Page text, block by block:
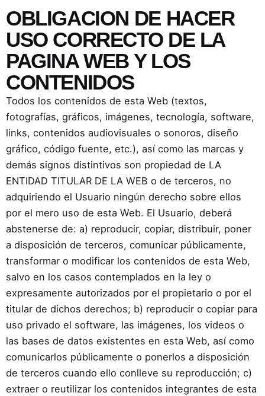
OBLIGACION DE HACER
USO CORRECTO DE LA
PAGINA WEB Y LOS
CONTENIDOS
Todos los contenidos de esta Web (textos,
fotografías, gráficos, imágenes, tecnología, software,
links, contenidos audiovisuales o sonoros, diseño
gráfico, código fuente, etc.), así como las marcas y
demás signos distintivos son propiedad de LA
ENTIDAD TITULAR DE LA WEB o de terceros, no
adquiriendo el Usuario ningún derecho sobre ellos
por el mero uso de esta Web. El Usuario, deberá
abstenerse de: a) reproducir, copiar, distribuir, poner
a disposición de terceros, comunicar públicamente,
transformar o modificar los contenidos de esta Web,
salvo en los casos contemplados en la ley o
expresamente autorizados por el propietario o por el
titular de dichos derechos; b) reproducir o copiar para
uso privado el software, las imágenes, los videos o
las bases de datos existentes en esta Web, así como
comunicarlos públicamente o ponerlos a disposición
de terceros cuando ello conlleve su reproducción; c)
extraer o reutilizar los contenidos integrantes de esta